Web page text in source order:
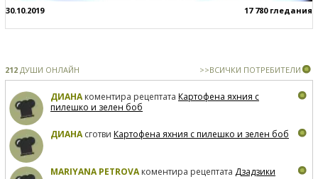
30.10.2019 17 780 гледания
212 ДУШИ ОНЛАЙН >>ВСИЧКИ ПОТРЕБИТЕЛИ
ДИАНАкоментира рецептата Картофена яхния с
пилешко и зелен боб
ДИАНАсготви Картофена яхния с пилешко и зелен боб
MARIYANA PETROVAкоментира рецептата Дзадзики